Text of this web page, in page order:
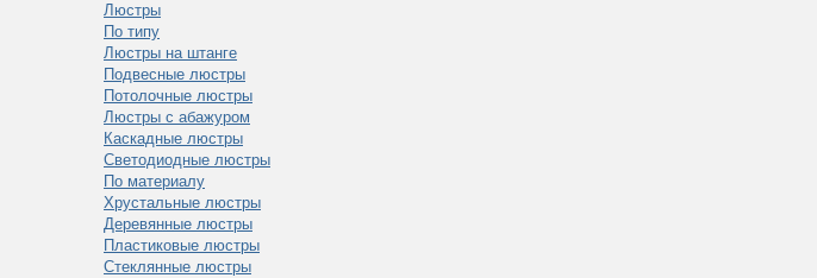
Люстры
По типу
Люстры на штанге
Подвесные люстры
Потолочные люстры
Люстры с абажуром
Каскадные люстры
Светодиодные люстры
По материалу
Хрустальные люстры
Деревянные люстры
Пластиковые люстры
Стеклянные люстры